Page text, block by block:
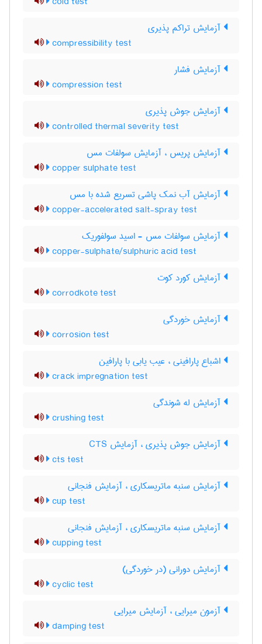
آزمایش تراکم پذیری
compressibility test
آزمایش فشار
compression test
آزمایش جوش پذیری
controlled thermal severity test
آزمایش پریس ، آزمایش سولفات مس
copper sulphate test
آزمایش آب نمک پاشی تسریع شده با مس
copper-accelerated salt-spray test
آزمایش سولفات مس - اسید سولفوریک
copper-sulphate/sulphuric acid test
آزمایش کورد کوت
corrodkote test
آزمایش خوردگی
corrosion test
اشباع پارافینی ، عیب یابی با پارافین
crack impregnation test
آزمایش له شوندگی
crushing test
آزمایش جوش پذیری ، آزمایش CTS
cts test
آزمایش سنبه ماتریسکاری ، آزمایش فنجانی
cup test
آزمایش سنبه ماتریسکاری ، آزمایش فنجانی
cupping test
آزمایش دورانی (در خوردگی)
cyclic test
آزمون میرایی ، آزمایش میرایی
damping test